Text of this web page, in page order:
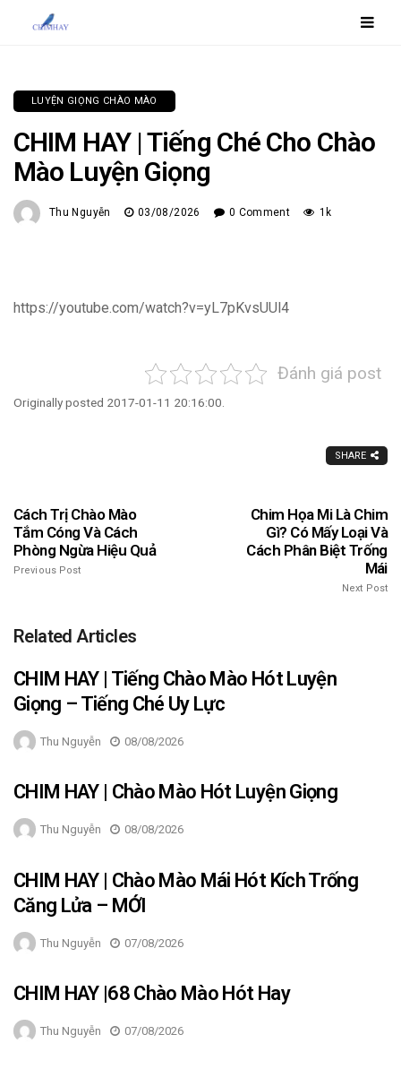
LUYỆN GIỌNG CHÀO MÀO
CHIM HAY | Tiếng Ché Cho Chào
Mào Luyện Giọng
Thu Nguyễn 03/08/2026 0 Comment 1k
https://youtube.com/watch?v=yL7pKvsUUl4
Đánh giá post
Originally posted 2017-01-11 20:16:00.
SHARE
Cách Trị Chào Mào
Tắm Cóng Và Cách
Phòng Ngừa Hiệu Quả
Previous Post
Chim Họa Mi Là Chim
Gì? Có Mấy Loại Và
Cách Phân Biệt Trống
Mái
Next Post
Related Articles
CHIM HAY | Tiếng Chào Mào Hót Luyện
Giọng – Tiếng Ché Uy Lực
Thu Nguyễn 08/08/2026
CHIM HAY | Chào Mào Hót Luyện Giọng
Thu Nguyễn 08/08/2026
CHIM HAY | Chào Mào Mái Hót Kích Trống
Căng Lửa – MỚI
Thu Nguyễn 07/08/2026
CHIM HAY |68 Chào Mào Hót Hay
Thu Nguyễn 07/08/2026